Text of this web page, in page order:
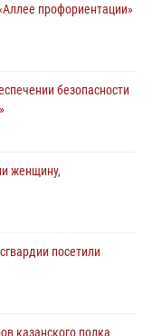
профориентации»
безопасности
женщину,
посетили
казанского полка